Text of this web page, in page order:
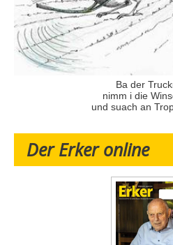
Ba der
nimm i die
und suach an
Der Erker online